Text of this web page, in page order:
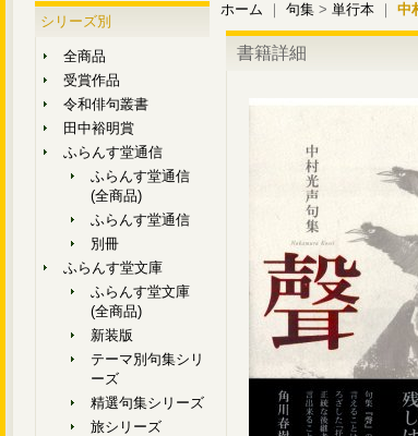
シリーズ別
全商品
受賞作品
令和俳句叢書
田中裕明賞
ふらんす堂通信
ふらんす堂通信
(全商品)
ふらんす堂通信
別冊
ふらんす堂文庫
ふらんす堂文庫
(全商品)
新装版
テーマ別句集シリ
ーズ
精選句集シリーズ
旅シリーズ
ホーム ｜ 句集 > 単行本 ｜ 中
書籍詳細